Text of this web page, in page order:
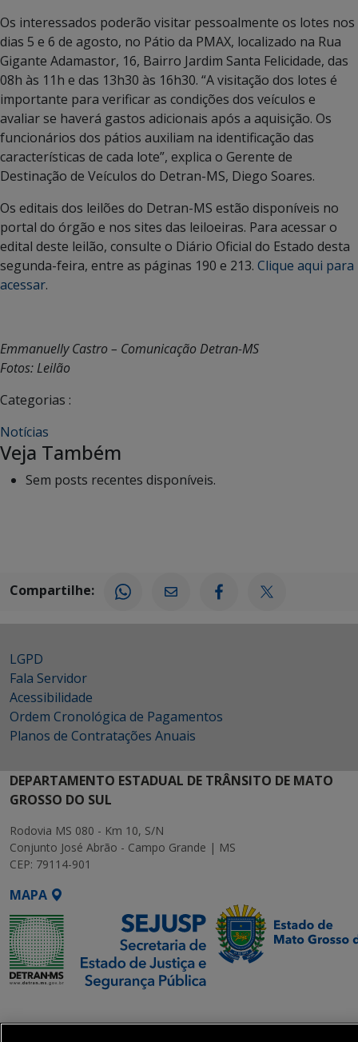
Os interessados poderão visitar pessoalmente os lotes nos
dias 5 e 6 de agosto, no Pátio da PMAX, localizado na Rua
Gigante Adamastor, 16, Bairro Jardim Santa Felicidade, das
08h às 11h e das 13h30 às 16h30. “A visitação dos lotes é
importante para verificar as condições dos veículos e
avaliar se haverá gastos adicionais após a aquisição. Os
funcionários dos pátios auxiliam na identificação das
características de cada lote”, explica o Gerente de
Destinação de Veículos do Detran-MS, Diego Soares.
Os editais dos leilões do Detran-MS estão disponíveis no
portal do órgão e nos sites das leiloeiras. Para acessar o
edital deste leilão, consulte o Diário Oficial do Estado desta
segunda-feira, entre as páginas 190 e 213. Clique aqui para
acessar.
Emmanuelly Castro – Comunicação Detran-MS
Fotos: Leilão
Categorias :
Notícias
Veja Também
Sem posts recentes disponíveis.
Compartilhe:
LGPD
Fala Servidor
Acessibilidade
Ordem Cronológica de Pagamentos
Planos de Contratações Anuais
DEPARTAMENTO ESTADUAL DE TRÂNSITO DE MATO
GROSSO DO SUL
Rodovia MS 080 - Km 10, S/N
Conjunto José Abrão - Campo Grande | MS
CEP: 79114-901
MAPA
Executiva de